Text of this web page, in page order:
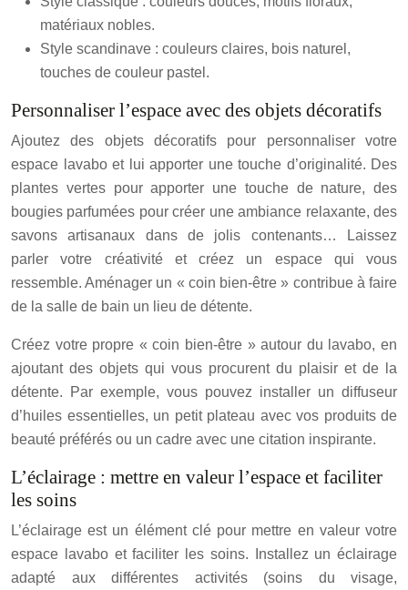
matériaux nobles.
Style scandinave : couleurs claires, bois naturel,
touches de couleur pastel.
Personnaliser l’espace avec des objets décoratifs
Ajoutez des objets décoratifs pour personnaliser votre
espace lavabo et lui apporter une touche d’originalité. Des
plantes vertes pour apporter une touche de nature, des
bougies parfumées pour créer une ambiance relaxante, des
savons artisanaux dans de jolis contenants… Laissez
parler votre créativité et créez un espace qui vous
ressemble. Aménager un « coin bien-être » contribue à faire
de la salle de bain un lieu de détente.
Créez votre propre « coin bien-être » autour du lavabo, en
ajoutant des objets qui vous procurent du plaisir et de la
détente. Par exemple, vous pouvez installer un diffuseur
d’huiles essentielles, un petit plateau avec vos produits de
beauté préférés ou un cadre avec une citation inspirante.
L’éclairage : mettre en valeur l’espace et faciliter
les soins
L’éclairage est un élément clé pour mettre en valeur votre
espace lavabo et faciliter les soins. Installez un éclairage
adapté aux différentes activités (soins du visage,